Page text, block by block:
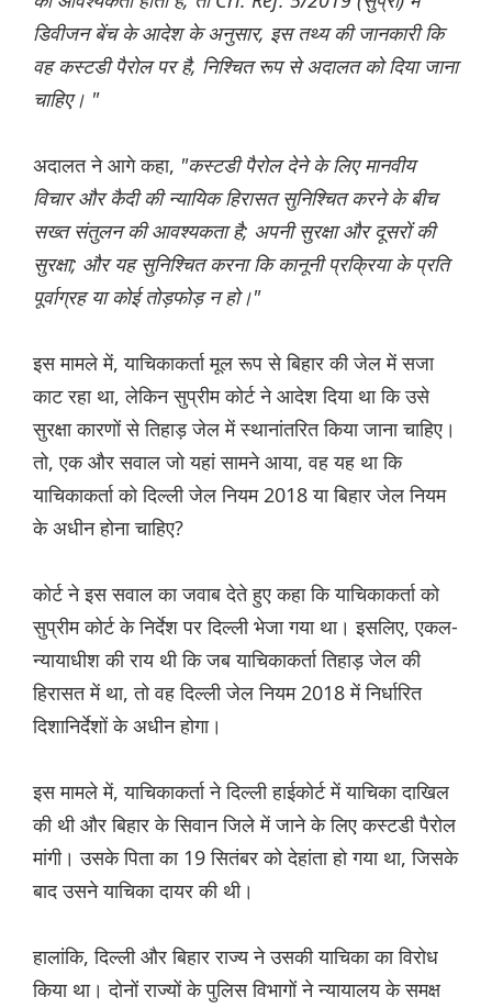
डिवीजन बेंच के आदेश के अनुसार, इस तथ्य की जानकारी कि
वह कस्टडी पैरोल पर है, निश्चित रूप से अदालत को दिया जाना
चाहिए। "
अदालत ने आगे कहा, "कस्टडी पैरोल देने के लिए मानवीय
विचार और कैदी की न्यायिक हिरासत सुनिश्चित करने के बीच
सख्त संतुलन की आवश्यकता है; अपनी सुरक्षा और दूसरों की
सुरक्षा; और यह सुनिश्चित करना कि कानूनी प्रक्रिया के प्रति
पूर्वाग्रह या कोई तोड़फोड़ न हो।"
इस मामले में, याचिकाकर्ता मूल रूप से बिहार की जेल में सजा
काट रहा था, लेकिन सुप्रीम कोर्ट ने आदेश दिया था कि उसे
सुरक्षा कारणों से तिहाड़ जेल में स्थानांतरित किया जाना चाहिए।
तो, एक और सवाल जो यहां सामने आया, वह यह था कि
याचिकाकर्ता को दिल्ली जेल नियम 2018 या बिहार जेल नियम
के अधीन होना चाहिए?
कोर्ट ने इस सवाल का जवाब देते हुए कहा कि याचिकाकर्ता को
सुप्रीम कोर्ट के निर्देश पर दिल्ली भेजा गया था। इसलिए, एकल-
न्यायाधीश की राय थी कि जब याचिकाकर्ता तिहाड़ जेल की
हिरासत में था, तो वह दिल्ली जेल नियम 2018 में निर्धारित
दिशानिर्देशों के अधीन होगा।
इस मामले में, याचिकाकर्ता ने दिल्ली हाईकोर्ट में याचिका दाखिल
की थी और बिहार के सिवान जिले में जाने के लिए कस्टडी पैरोल
मांगी। उसके पिता का 19 सितंबर को देहांता हो गया था, जिसके
बाद उसने याचिका दायर की थी।
हालांकि, दिल्ली और बिहार राज्य ने उसकी याचिका का विरोध
किया था। दोनों राज्यों के पुलिस विभागों ने न्यायालय के समक्ष